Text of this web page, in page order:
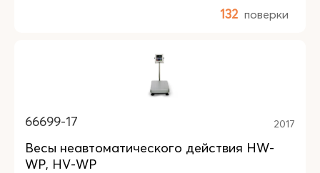
132 поверки
66699-17 2017
Весы неавтоматического действия HW-
WP, HV-WP